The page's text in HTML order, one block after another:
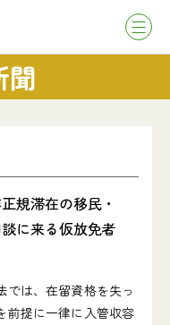
聞
規滞在の移民・
に来る仮放免者
は、在留資格を失っ
前提に一律に入管収容